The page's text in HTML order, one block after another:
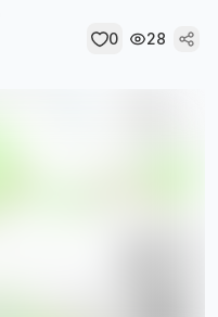
0 28